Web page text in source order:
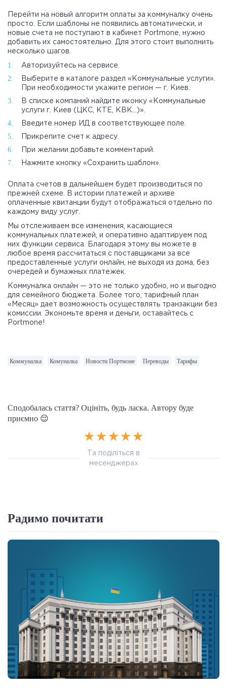
Перейти на новый алгоритм оплаты за коммуналку очень
просто. Если шаблоны не появились автоматически, и
новые счета не поступают в кабинет Portmone, нужно
добавить их самостоятельно. Для этого стоит выполнить
несколько шагов.
Авторизуйтесь на сервисе.
Выберите в каталоге раздел «Коммунальные услуги».
При необходимости укажите регион — г. Киев.
В списке компаний найдите иконку «Коммунальные
услуги г. Киев (ЦКС, КТЕ, КВК…)».
Введите номер ИД в соответствующее поле.
Прикрепите счет к адресу.
При желании добавьте комментарий.
Нажмите кнопку «Сохранить шаблон».
Оплата счетов в дальнейшем будет производиться по
прежней схеме. В истории платежей и архиве
оплаченные квитанции будут отображаться отдельно по
каждому виду услуг.
Мы отслеживаем все изменения, касающиеся
коммунальных платежей, и оперативно адаптируем под
них функции сервиса. Благодаря этому вы можете в
любое время рассчитаться с поставщиками за все
предоставленные услуги онлайн, не выходя из дома, без
очередей и бумажных платежек.
Коммуналка онлайн — это не только удобно, но и выгодно
для семейного бюджета. Более того, тарифный план
«Месяц» дает возможность осуществлять транзакции без
комиссии. Экономьте время и деньги, оставайтесь с
Portmone!
Коммуналка Комуналка Новости Портмоне Переводы Тарифы
Сподобалась стаття? Оцініть, будь ласка. Автору буде
приємно 😌
Та поділіться в
месенджерах
Радимо почитати